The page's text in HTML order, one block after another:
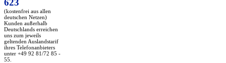
(kostenfrei aus allen
deutschen Netzen)
Kunden außerhalb
Deutschlands erreichen
uns zum jeweils
geltenden Auslandstarif
ihres Telefonanbieters
unter +49 92 81/72 85 -
55.